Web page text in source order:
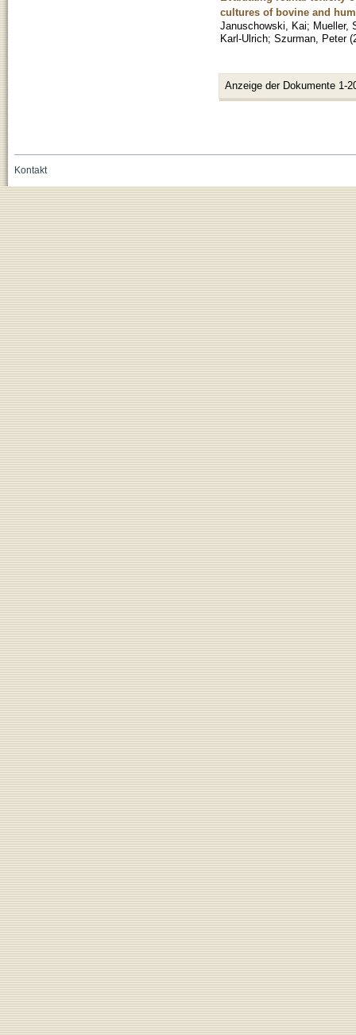
cultures of bovine and
Januschowski, Kai; Mueller,
Karl-Ulrich; Szurman, Peter (
Anzeige der Dokumente 1-
Kontakt